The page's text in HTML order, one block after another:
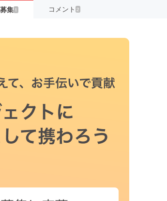
集 1 コメント 2